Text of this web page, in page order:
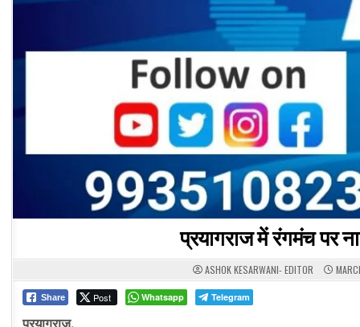
प्रयागराज में रंगमंच पर
ASHOK KESARWANI- EDITOR
Share Post Whatsapp Telegram
प्रयागराज,